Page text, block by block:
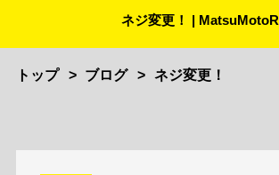
ネジ変更！ | MatsuMotoR
トップ ブログ ネジ変更！